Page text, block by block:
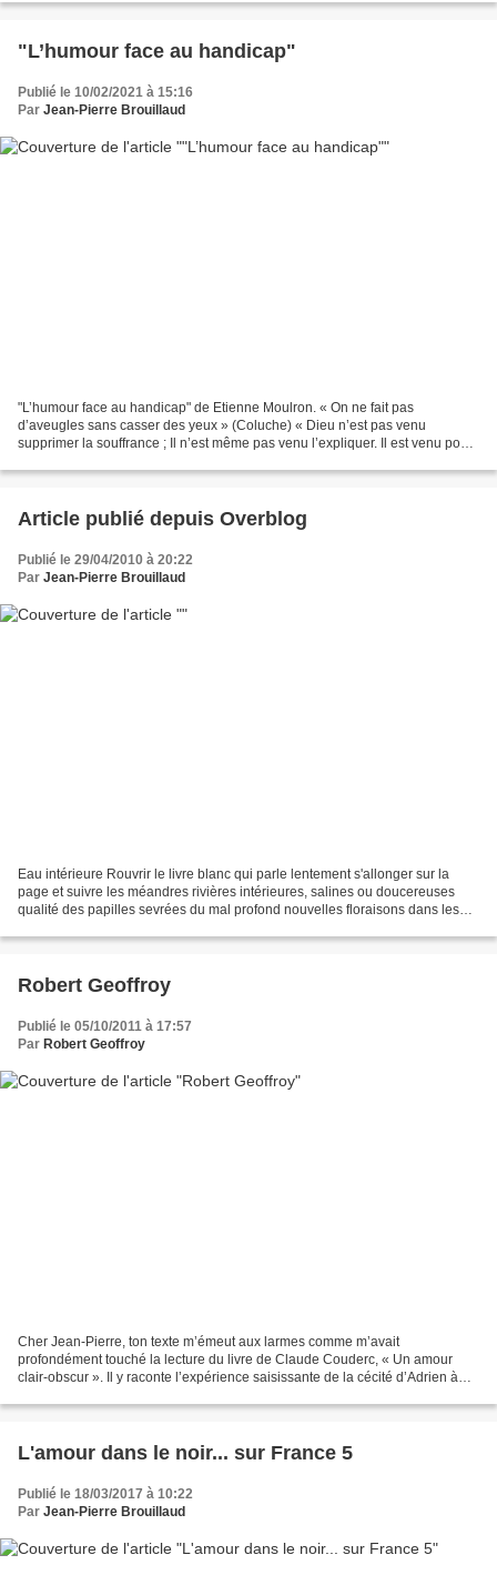
"L’humour face au handicap"
Publié le 10/02/2021 à 15:16
Par Jean-Pierre Brouillaud
"L’humour face au handicap" de Etienne Moulron. « On ne fait pas
d’aveugles sans casser des yeux » (Coluche) « Dieu n’est pas venu
supprimer la souffrance ; Il n’est même pas venu l’expliquer. Il est venu pour
Article publié depuis Overblog
Publié le 29/04/2010 à 20:22
Par Jean-Pierre Brouillaud
Eau intérieure Rouvrir le livre blanc qui parle lentement s'allonger sur la
page et suivre les méandres rivières intérieures, salines ou doucereuses
qualité des papilles sevrées du mal profond nouvelles floraisons dans les
Robert Geoffroy
Publié le 05/10/2011 à 17:57
Par Robert Geoffroy
Cher Jean-Pierre, ton texte m’émeut aux larmes comme m’avait
profondément touché la lecture du livre de Claude Couderc, « Un amour
clair-obscur ». Il y raconte l’expérience saisissante de la cécité d’Adrien à
L'amour dans le noir... sur France 5
Publié le 18/03/2017 à 10:22
Par Jean-Pierre Brouillaud